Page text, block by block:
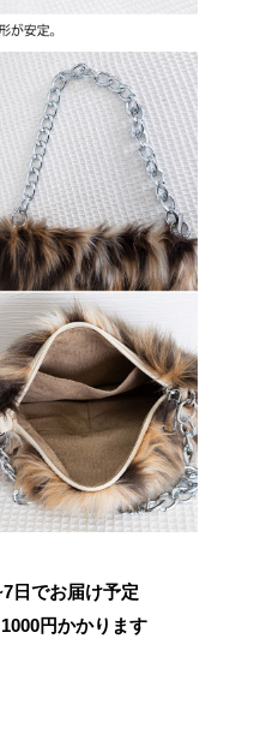
日でお届け予定
1000円かかります